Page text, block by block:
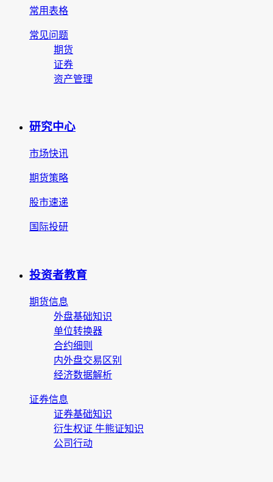
常用表格
常见问题
期货
证券
资产管理
研究中心
市场快讯
期货策略
股市速递
国际投研
投资者教育
期货信息
外盘基础知识
单位转换器
合约细则
内外盘交易区别
经济数据解析
证券信息
证券基础知识
衍生权证 牛熊证知识
公司行动